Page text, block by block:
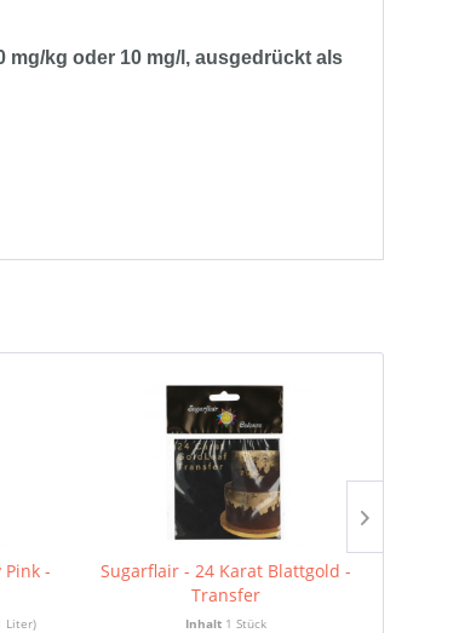
mg/kg oder 10 mg/l, ausgedrückt als
Pink -
Liter)
Sugarflair - 24 Karat Blattgold -
Transfer
Inhalt 1 Stück